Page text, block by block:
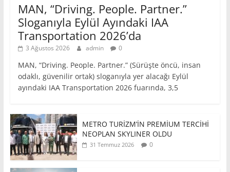
MAN, “Driving. People. Partner.”
Sloganıyla Eylül Ayındaki IAA
Transportation 2026’da
3 Ağustos 2026 admin 0
MAN, “Driving. People. Partner.” (Sürüşte öncü, insan
odaklı, güvenilir ortak) sloganıyla yer alacağı Eylül
ayındaki IAA Transportation 2026 fuarında, 3,5
METRO TURİZM’İN PREMİUM TERCİHİ
NEOPLAN SKYLINER OLDU
31 Temmuz 2026 0